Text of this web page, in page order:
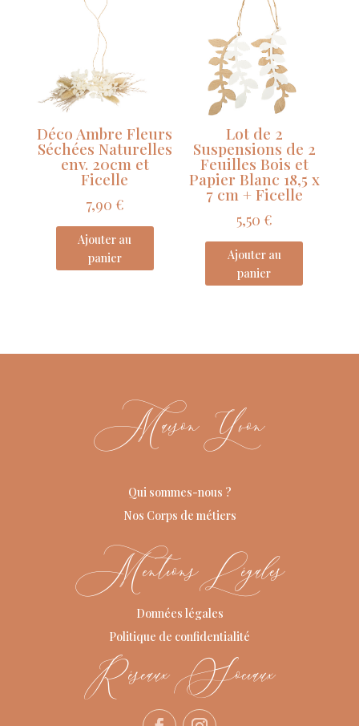
Déco Ambre Fleurs
Séchées Naturelles
env. 20cm et
Ficelle
7,90 €
Ajouter au
panier
Lot de 2
Suspensions de 2
Feuilles Bois et
Papier Blanc 18,5 x
7 cm + Ficelle
5,50 €
Ajouter au
panier
Maison Yvon
Qui sommes-nous ?
Nos Corps de métiers
Mentions Légales
Données légales
Politique de confidentialité
Réseaux Sociaux